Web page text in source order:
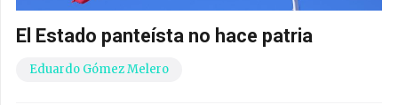
El Estado panteísta no hace patria
Eduardo Gómez Melero